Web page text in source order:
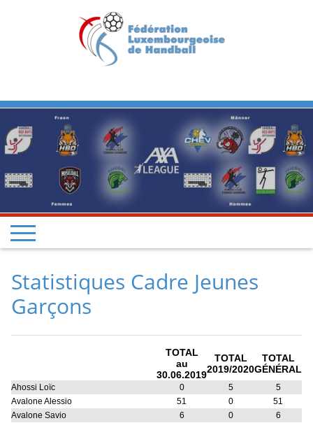
Previous Next
Statistiques Cadre Jeunes
Garçons
TOTAL
au
30.06.2019
TOTAL
2019/2020
TOTAL
GÉNÉRAL
Ahossi Loïc 0 5
5
Avalone Alessio
51 0
51
Avalone Savio
6 0
6